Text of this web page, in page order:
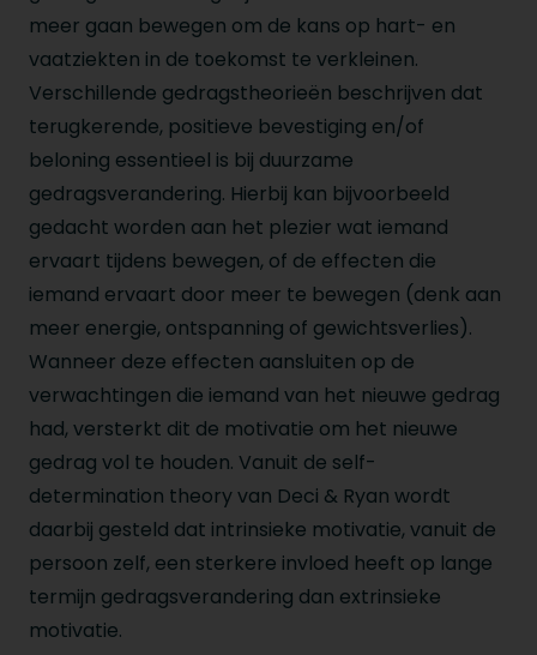
meer gaan bewegen om de kans op hart- en
vaatziekten in de toekomst te verkleinen.
Verschillende gedragstheorieën beschrijven dat
terugkerende, positieve bevestiging en/of
beloning essentieel is bij duurzame
gedragsverandering. Hierbij kan bijvoorbeeld
gedacht worden aan het plezier wat iemand
ervaart tijdens bewegen, of de effecten die
iemand ervaart door meer te bewegen (denk aan
meer energie, ontspanning of gewichtsverlies).
Wanneer deze effecten aansluiten op de
verwachtingen die iemand van het nieuwe gedrag
had, versterkt dit de motivatie om het nieuwe
gedrag vol te houden. Vanuit de self-
determination theory van Deci & Ryan wordt
daarbij gesteld dat intrinsieke motivatie, vanuit de
persoon zelf, een sterkere invloed heeft op lange
termijn gedragsverandering dan extrinsieke
motivatie.